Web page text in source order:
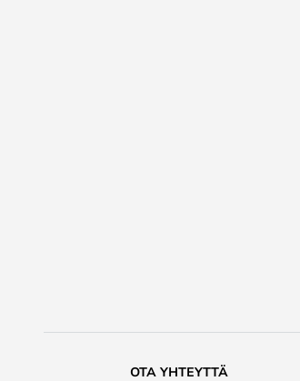
OTA YHTEYTTÄ